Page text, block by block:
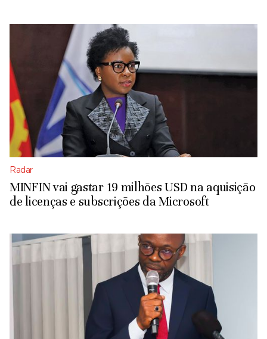
Radar
MINFIN vai gastar 19 milhões USD na aquisição
de licenças e subscrições da Microsoft